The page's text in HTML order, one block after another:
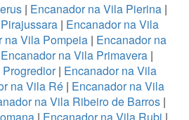
| Encanador na Vila Pierina|
| Encanador na Vila
na Vila Pompeia| Encanador na
Encanador na Vila Primavera|
| Encanador na Vila
na Vila Ré | Encanador na Vila
na Vila Ribeiro de Barros |
| Encanador na Vila Rubi |